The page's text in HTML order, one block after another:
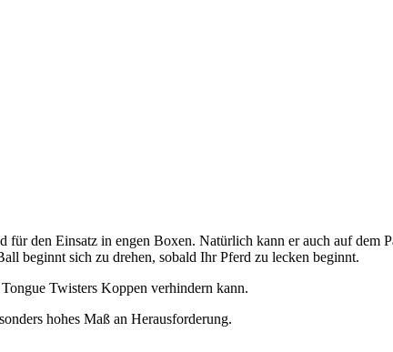
den Einsatz in engen Boxen. Natürlich kann er auch auf dem
beginnt sich zu drehen, sobald Ihr Pferd zu lecken beginnt.
Twisters Koppen verhindern kann.
hohes Maß an Herausforderung.